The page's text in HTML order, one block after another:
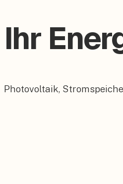
Ihr
Photovoltaik,